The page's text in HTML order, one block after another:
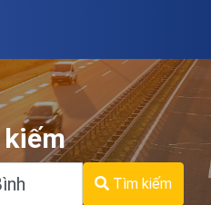
Tìm kiếm